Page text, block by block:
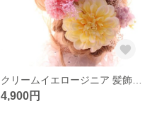
クリームイエロージニア 髪飾り♡
4,900円